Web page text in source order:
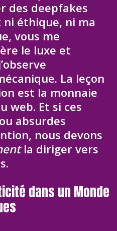
des deepfakes
ni éthique, ni ma
vous me
le luxe et
La leçon
est la monnaie
web. Et si ces
absurdes
nous devons
la diriger vers
dans un Monde